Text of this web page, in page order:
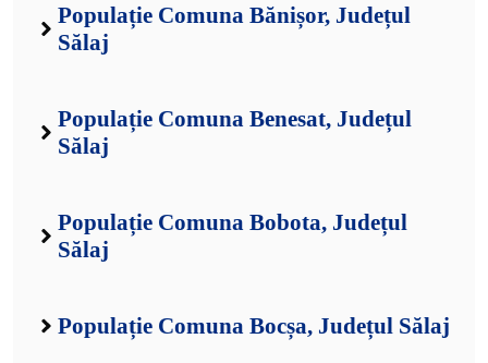
Populație Comuna Bănișor, Județul
Sălaj
Populație Comuna Benesat, Județul
Sălaj
Populație Comuna Bobota, Județul
Sălaj
Populație Comuna Bocșa, Județul Sălaj